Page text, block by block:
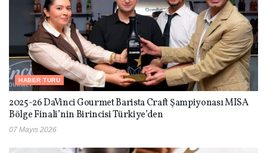
HABER TURU
2025-26 DaVinci Gourmet Barista Craft Şampiyonası MISA
Bölge Finali’nin Birincisi Türkiye’den
07 Mayıs 2026